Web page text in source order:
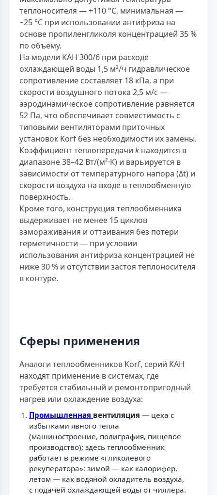
теплоносителя — +110 °C, минимальная —
−25 °C при использовании антифриза на
основе пропиленгликоля концентрацией 35 %
по объёму.
На модели КАН 300/6 при расходе
охлаждающей воды 1,5 м³/ч гидравлическое
сопротивление составляет 18 кПа, а при
скорости воздушного потока 2,5 м/с —
аэродинамическое сопротивление равняется
52 Па, что обеспечивает совместимость с
типовыми вентиляторами приточных
установок Korf без необходимости их замены.
Коэффициент теплопередачи k находится в
диапазоне 38–42 Вт/(м²·К) и варьируется в
зависимости от температурного напора (Δt) и
скорости воздуха на входе в теплообменную
поверхность.
Кроме того, конструкция теплообменника
выдерживает не менее 15 циклов
замораживания и оттаивания без потери
герметичности — при условии
использования антифриза концентрацией не
ниже 30 % и отсутствии застоя теплоносителя
в контуре.
Сферы применения
Аналоги теплообменников Korf, серий КАН
находят применение в системах, где
требуется стабильный и ремонтопригодный
нагрев или охлаждение воздуха:
Промышленная вентиляция — цеха с
избытками явного тепла
(машиностроение, полиграфия, пищевое
производство); здесь теплообменник
работает в режиме «гликолевого
рекуператора»: зимой — как калорифер,
летом — как водяной охладитель воздуха,
с подачей охлаждающей воды от чиллера.